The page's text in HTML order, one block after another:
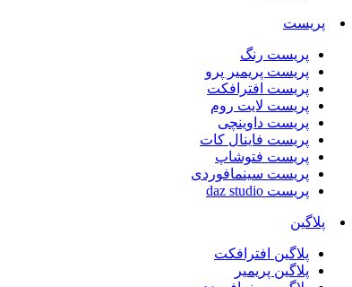
پریست
پریست رنگ
پریست پریمیر پرو
پریست افترافکت
پریست لایت روم
پریست داوینچی
پریست فاینال کات
پریست فتوشاپ
پریست سینمافوردی
پریست daz studio
پلاگین
پلاگین افترافکت
پلاگین پریمیر